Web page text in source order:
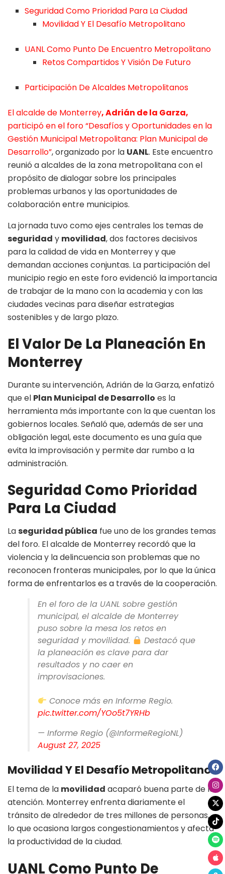
Seguridad Como Prioridad Para La Ciudad
Movilidad Y El Desafío Metropolitano
UANL Como Punto De Encuentro Metropolitano
Retos Compartidos Y Visión De Futuro
Participación De Alcaldes Metropolitanos
El alcalde de Monterrey, Adrián de la Garza,
participó en el foro “Desafíos y Oportunidades en la
Gestión Municipal Metropolitana: Plan Municipal de
Desarrollo”, organizado por la UANL. Este encuentro
reunió a alcaldes de la zona metropolitana con el
propósito de dialogar sobre los principales
problemas urbanos y las oportunidades de
colaboración entre municipios.
La jornada tuvo como ejes centrales los temas de
seguridad y movilidad, dos factores decisivos
para la calidad de vida en Monterrey y que
demandan acciones conjuntas. La participación del
municipio regio en este foro evidenció la importancia
de trabajar de la mano con la academia y con las
ciudades vecinas para diseñar estrategias
sostenibles y de largo plazo.
El Valor De La Planeación En
Monterrey
Durante su intervención, Adrián de la Garza, enfatizó
que el Plan Municipal de Desarrollo es la
herramienta más importante con la que cuentan los
gobiernos locales. Señaló que, además de ser una
obligación legal, este documento es una guía que
evita la improvisación y permite dar rumbo a la
administración.
Seguridad Como Prioridad
Para La Ciudad
Laseguridad pública fue uno de los grandes temas
del foro. El alcalde de Monterrey recordó que la
violencia y la delincuencia son problemas que no
reconocen fronteras municipales, por lo que la única
forma de enfrentarlos es a través de la cooperación.
En el foro de la UANL sobre gestión
municipal, el alcalde de Monterrey
puso sobre la mesa los retos en
seguridad y movilidad.
Destacó que
la planeación es clave para dar
resultados y no caer en
improvisaciones.
Conoce más en Informe Regio.
pic.twitter.com/YOo5t7YRHb
— Informe Regio (@InformeRegioNL)
August 27, 2025
Movilidad Y El Desafío Metropolitano
El tema de la movilidad acaparó buena parte de la
atención. Monterrey enfrenta diariamente el
tránsito de alrededor de tres millones de personas,
lo que ocasiona largos congestionamientos y afecta
la productividad de la ciudad.
UANL Como Punto De